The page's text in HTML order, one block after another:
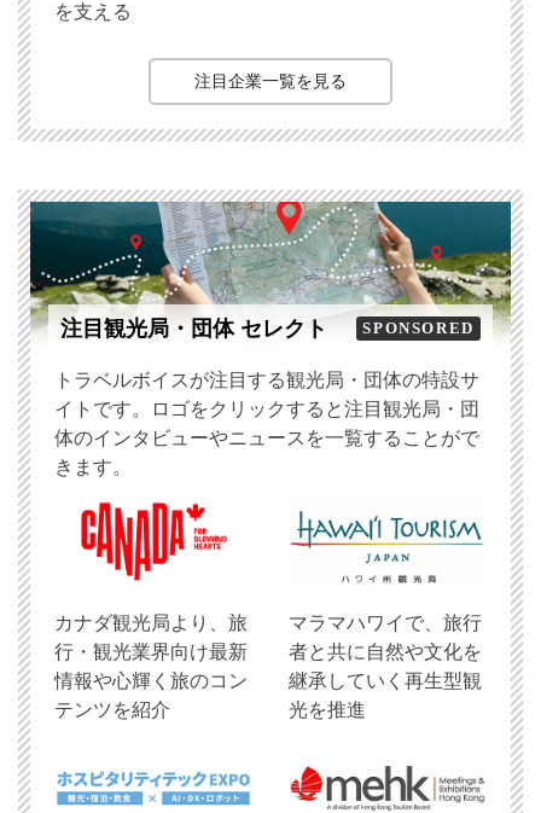
を支える
注目企業一覧を見る
注目観光局・団体 セレクト SPONSORED
トラベルボイスが注目する観光局・団体の特設サ
イトです。ロゴをクリックすると注目観光局・団
体のインタビューやニュースを一覧することがで
きます。
​カナダ観光局より、旅
行・観光業界向け最新
情報や心輝く旅のコン
テンツを紹介
マラマハワイで、旅行
者と共に自然や文化を
継承していく再生型観
光を推進